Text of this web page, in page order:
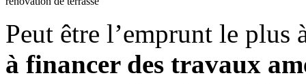
Peut être l’emprunt le plus
à financer des travaux